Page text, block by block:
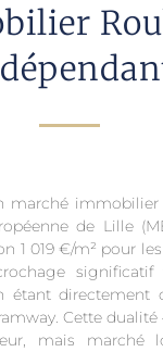
marché
de Lille
1 019 €/m² pour
significatif
étant directement
Cette
mais marché